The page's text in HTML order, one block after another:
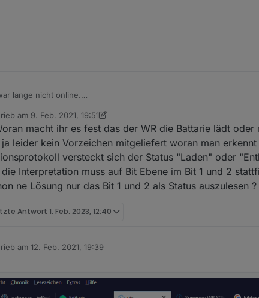
lange nicht online.
Version macht auch keinen Sinn hier zu posten, da auch bei
werden...
am 9. Feb. 2021, 19:51
editiert von ostseeskipper
macht ihr es fest das der WR die Battarie lädt oder
leider kein Vorzeichen mitgeliefert woran man
versteckt sich der Status "Laden" oder
Interpretation muss auf Bit Ebene im Bit 1 und 2
ne Lösung nur das Bit 1 und 2 als Status auszulesen ?
Antwort 1. Feb. 2023, 12:40
am 12. Feb. 2021, 19:39
editiert von